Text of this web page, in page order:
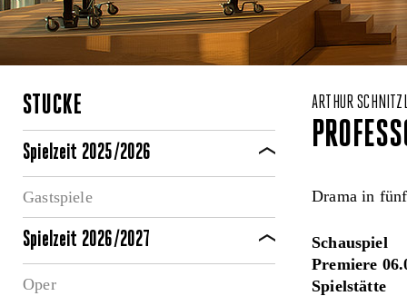
STÜCKE
Spielzeit 2025/2026
Gastspiele
Spielzeit 2026/2027
Oper
ARTHUR
Drama in
Schauspiel
Premiere
Spielstätte